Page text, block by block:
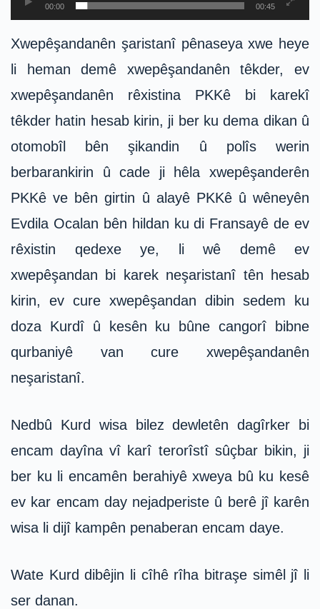
00:00 00:45
Xwepêşandanên şaristanî pênaseya xwe heye
li heman demê xwepêşandanên têkder, ev
xwepêşandanên rêxistina PKKê bi karekî
têkder hatin hesab kirin, ji ber ku dema dikan û
otomobîl bên şikandin û polîs werin
berbarankirin û cade ji hêla xwepêşanderên
PKKê ve bên girtin û alayê PKKê û wêneyên
Evdila Ocalan bên hildan ku di Fransayê de ev
rêxistin qedexe ye, li wê demê ev
xwepêşandan bi karek neşaristanî tên hesab
kirin, ev cure xwepêşandan dibin sedem ku
doza Kurdî û kesên ku bûne cangorî bibne
qurbaniyê van cure xwepêşandanên
neşaristanî.
Nedbû Kurd wisa bilez dewletên dagîrker bi
encam dayîna vî karî terorîstî sûçbar bikin, ji
ber ku li encamên berahiyê xweya bû ku kesê
ev kar encam day nejadperiste û berê jî karên
wisa li dijî kampên penaberan encam daye.
Wate Kurd dibêjin li cîhê rîha bitraşe simêl jî li
ser danan.